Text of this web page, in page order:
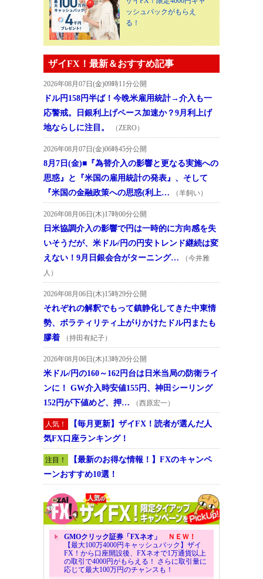
ッシュバックがもらえ
る！
ザイFX！最新＆おすすめ記事
2026年08月07日(金)09時11分公開
ドル円158円半ば！今晩米雇用統計→介入も一
応警戒。日銀利上げペース加速か？9月利上げ
地ならしに注目。
（ZERO）
2026年08月07日(金)06時45分公開
8月7日(金)■『為替介入の影響と更なる実施への
思惑』と『米国の雇用統計の発表』、そして
『米国の金融政策への思惑(利上…
（羊飼い）
2026年08月06日(木)17時00分公開
日米協調介入の影響で円は一時的に方向感を失
いそうだが、米ドル/円の円安トレンド継続は変
えない！9月日銀会合がターニング…
（今井雅
人）
2026年08月06日(木)15時29分公開
それぞれの解釈でもって鎮静化してきた中東情
勢、ボラティリティ上がりかけたドル円またも
膠着
（持田有紀子）
2026年08月06日(木)13時20分公開
米ドル/円の160～162円台は日米当局の防衛ライ
ンに！ GW介入時安値155円、神田シーリング
152円が下値めど、押…
（西原宏一）
人気！
【毎月更新】ザイFX！読者が選んだ人
気FX口座ランキング！
注目！
【最新のお得な情報！】FXのキャンペ
ーンおすすめ10選！
GMOクリック証券「FXネオ」
ＮＥＷ！
【最大100万4000円キャッシュバック】ザイ
FX！から口座開設後、FXネオで1万通貨以上
の取引で4000円がもらえる！ さらに取引量に
応じて最大100万円のチャンスも！